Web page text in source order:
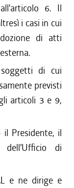
6. Il
i casi in cui
di atti
di cui
previsti
articoli 3 e 9,
Presidente, il
dell'Ufficio di
e ne dirige e